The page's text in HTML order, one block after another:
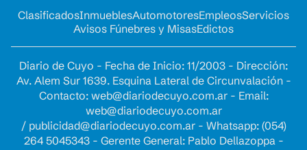
ClasificadosInmueblesAutomotoresEmpleosServicios
Avisos Fúnebres y MisasEdictos
Diario de Cuyo - Fecha de Inicio: 11/2003 - Dirección:
Av. Alem Sur 1639. Esquina Lateral de Circunvalación -
Contacto: web@diariodecuyo.com.ar- Email:
web@diariodecuyo.com.ar
/ publicidad@diariodecuyo.com.ar- Whatsapp: (054)
264 5045343 - Gerente General: Pablo Dellazoppa -